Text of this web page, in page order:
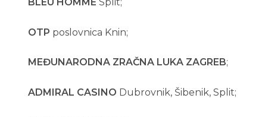
OTP poslovnica Knin;
MEĐUNARODNA ZRAČNA LUKA ZAGREB;
ADMIRAL CASINO Dubrovnik, Šibenik, Split;